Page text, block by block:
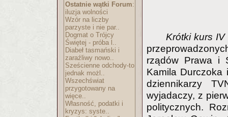
Ostatnie wątki Forum:
iluzja wolności
Wzór na liczby
parzyste i nie par..
Dogmat o Trójcy
Świętej - próba l..
Diabeł tasmański i
zaraźliwy nowo..
Sześcienne odchody-to
jednak możl..
Wszechświat
przygotowany na
więce..
Własność, podatki i
kryzys: syste..
Krótki kurs IV
rządów Prawa i
Kamila Durczoka
dziennikarzy
wyjadaczy, z
politycznych.